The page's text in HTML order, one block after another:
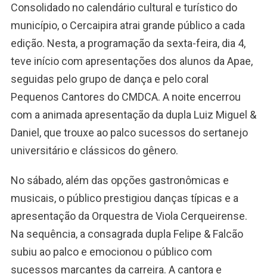
Consolidado no calendário cultural e turístico do
município, o Cercaipira atrai grande público a cada
edição. Nesta, a programação da sexta-feira, dia 4,
teve início com apresentações dos alunos da Apae,
seguidas pelo grupo de dança e pelo coral
Pequenos Cantores do CMDCA. A noite encerrou
com a animada apresentação da dupla Luiz Miguel &
Daniel, que trouxe ao palco sucessos do sertanejo
universitário e clássicos do gênero.
No sábado, além das opções gastronômicas e
musicais, o público prestigiou danças típicas e a
apresentação da Orquestra de Viola Cerqueirense.
Na sequência, a consagrada dupla Felipe & Falcão
subiu ao palco e emocionou o público com
sucessos marcantes da carreira. A cantora e